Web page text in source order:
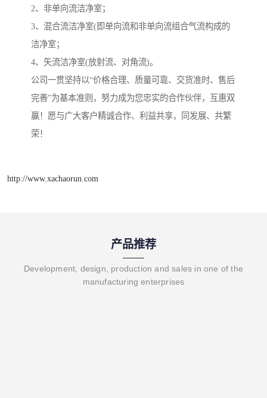
2、非单向流洁净室；
3、混合流洁净室(即单向流和非单向流组合气流构成的
洁净室；
4、矢流洁净室(放射流、对角流)。
公司一贯坚持以“价格合理、质量可靠、交货准时、售后
完善”为基本准则，努力成为您忠实的合作伙伴，互惠双
赢！愿与广大客户精诚合作、利益共享，同发展、共繁
荣！
http://www.xachaorun.com
产品推荐
Development, design, production and sales in one of the
manufacturing enterprises